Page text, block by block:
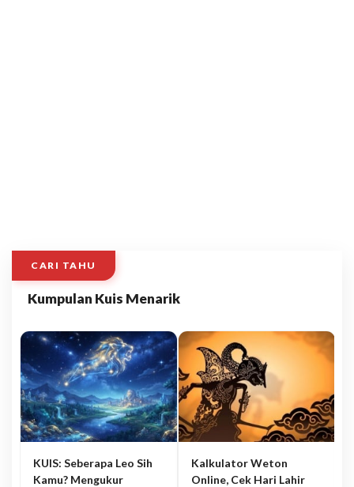
CARI TAHU
Kumpulan Kuis Menarik
KUIS: Seberapa Leo Sih
Kamu? Mengukur
Kalkulator Weton
Online, Cek Hari Lahir